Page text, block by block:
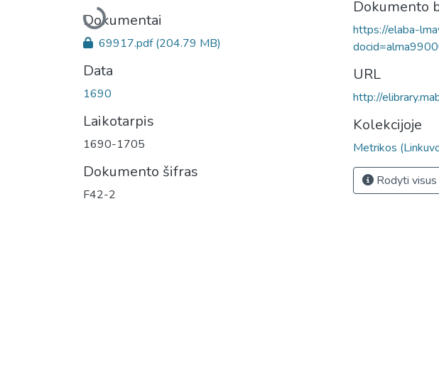
Įkeliama...
Dokumentai
69917.pdf(204.79 MB)
Data
1690
Laikotarpis
1690-1705
Dokumento šifras
F42-2
Dokumento
https://elaba-
URL
http://
Kolekcijoje
Metrikos
Rodyti